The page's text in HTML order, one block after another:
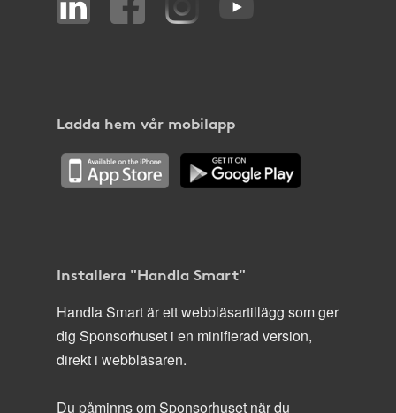
Ladda hem vår mobilapp
Installera "Handla Smart"
Handla Smart är ett webbläsartillägg som ger
dig Sponsorhuset i en minifierad version,
direkt i webbläsaren.
Du påminns om Sponsorhuset när du